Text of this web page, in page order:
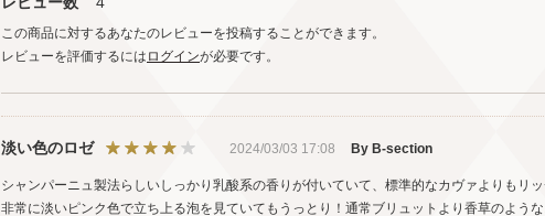
この商品に対するあなたのレビューを投稿することができます。
レビューを評価するには ログインが必要です。
淡い色のロゼ 2024/03/03 17:08 By B-section
シャンパーニュ製法らしいしっかり乳酸系の香りが付いていて、標準的なカヴァよりもリッ
非常に淡いピンク色で立ち上る泡を見ていてもうっとり！通常ブリュットより香草のよう